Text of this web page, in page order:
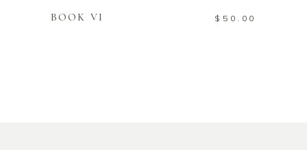
BOOK VI $ 50.00